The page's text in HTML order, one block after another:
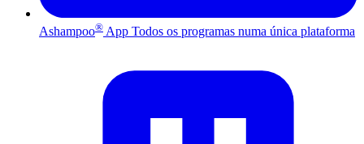
Ashampoo® App Todos os programas numa única plataforma